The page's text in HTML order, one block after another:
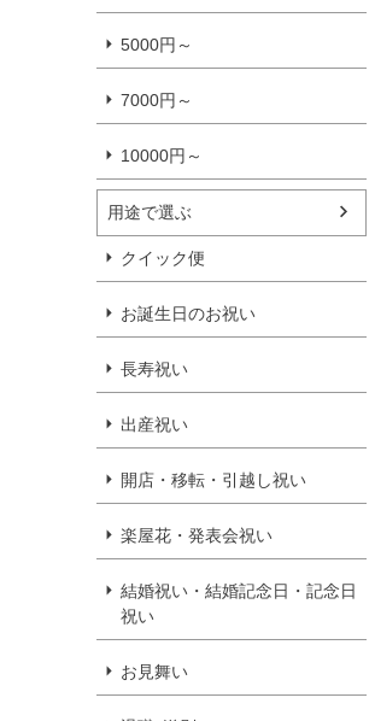
5000円～
7000円～
10000円～
用途で選ぶ
クイック便
お誕生日のお祝い
長寿祝い
出産祝い
開店・移転・引越し祝い
楽屋花・発表会祝い
結婚祝い・結婚記念日・記念日
祝い
お見舞い